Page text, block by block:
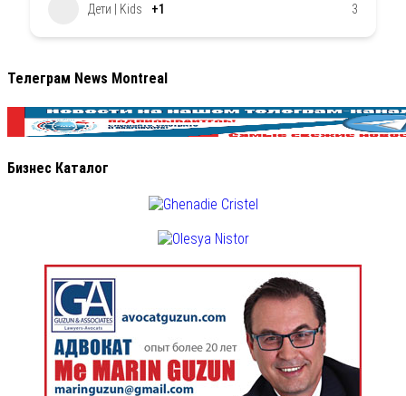
Дети | Kids +1 3
Телеграм News Montreal
Бизнес Каталог